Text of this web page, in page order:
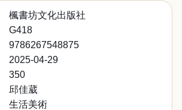
楓書坊文化出版社
G418
9786267548875
2025-04-29
350
邱佳葳
生活美術